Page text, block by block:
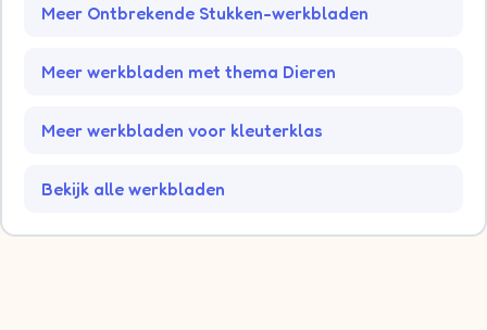
Meer Ontbrekende Stukken-werkbladen
Meer werkbladen met thema Dieren
Meer werkbladen voor kleuterklas
Bekijk alle werkbladen